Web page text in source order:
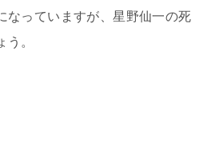
なっていますが、星野仙一の死
う。